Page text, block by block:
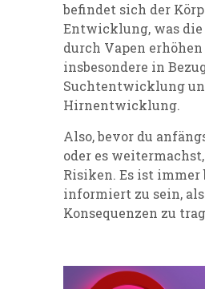
befindet sich der
Entwicklung, was
durch Vapen
insbesondere in
Suchtentwicklung
Hirnentwicklung.
Also, bevor du
oder es
Risiken. Es ist immer
informiert zu sein,
Konsequenzen zu